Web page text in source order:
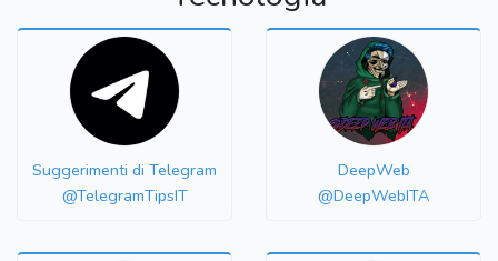
Suggerimenti di Telegram
@TelegramTipsIT
DeepWeb
@DeepWebITA